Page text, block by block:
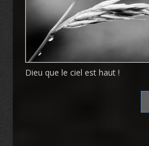
Dieu que le ciel est haut !